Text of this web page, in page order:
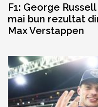
F1: George
mai bun rezultat
Max Verstappen